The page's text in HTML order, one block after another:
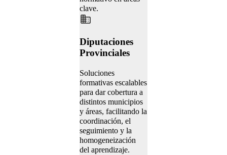
clave.
Diputaciones
Provinciales
Soluciones
formativas escalables
para dar cobertura a
distintos municipios
y áreas, facilitando la
coordinación, el
seguimiento y la
homogeneización
del aprendizaje.